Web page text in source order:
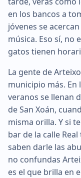
en los bancos a
jóvenes se
música. Eso sí, no
gatos tienen
La gente de
municipio más. En
veranos se llenan
de San Xoán,
misma orilla. Y si
bar de la calle
saben darle las
no confundas
es el que brilla en